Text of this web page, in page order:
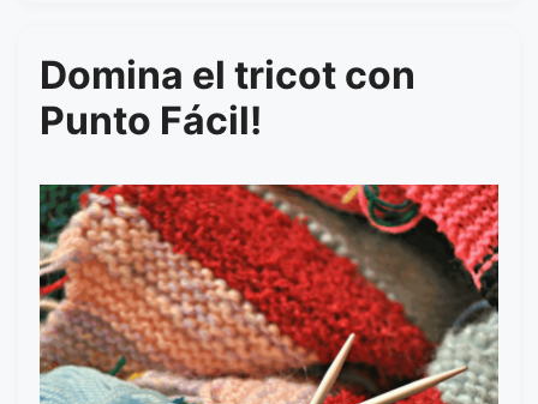
Domina el tricot con
Punto Fácil!